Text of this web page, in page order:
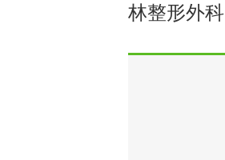
林整形外科